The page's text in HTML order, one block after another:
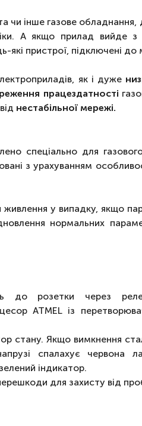
чи інше газове обладнання,
А якщо прилад вийде з
які пристрої, підключені до
як і дуже
працездатності
нестабільної мережі.
спеціально для
з урахуванням
живлення у випадку, якщо
нормальних
до розетки через реле
ATMEL із
стану. Якщо вимкнення
спалахує червона
індикатор.
для захисту від